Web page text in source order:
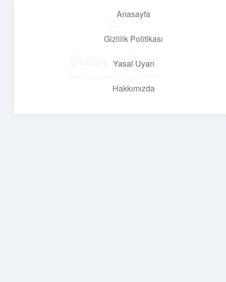
Anasayfa
Gizlilik Politikası
Yasal Uyarı
Hakkımızda
Üretim ve İlham